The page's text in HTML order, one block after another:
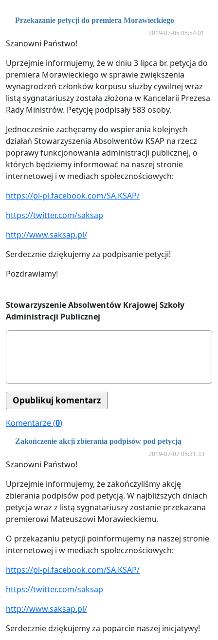
Przekazanie petycji do premiera Morawieckiego
2019-07-05 05:54:01
Szanowni Państwo!
Uprzejmie informujemy, że w dniu 3 lipca br. petycja do
premiera Morawieckiego w sprawie zwiększenia
wynagrodzeń członków korpusu służby cywilnej wraz
listą sygnatariuszy została złożona w Kancelarii Prezesa
Rady Ministrów. Petycję podpisały 583 osoby.
Jednocześnie zachęcamy do wspierania kolejnych
działań Stowarzyszenia Absolwentów KSAP na rzecz
poprawy funkcjonowania administracji publicznej, o
których będziemy informować na naszej stronie
internetowej i w mediach społecznościowych:
https://pl-pl.facebook.com/SA.KSAP/
https://twitter.com/saksap
http://www.saksap.pl/
Serdecznie dziękujemy za podpisanie petycji!
Pozdrawiamy!
Stowarzyszenie Absolwentów Krajowej Szkoły
Administracji Publicznej
Komentarze (0)
Zakończenie akcji zbierania podpisów pod petycją
2019-07-02 05:31:33
Szanowni Państwo!
Uprzejmie informujemy, że zakończyliśmy akcję
zbierania podpisów pod petycją. W najbliższych dniach
petycja wraz z listą sygnatariuszy zostanie przekazana
premierowi Mateuszowi Morawieckiemu.
O przekazaniu petycji poinformujemy na naszej stronie
internetowej i w mediach społecznościowych:
https://pl-pl.facebook.com/SA.KSAP/
https://twitter.com/saksap
http://www.saksap.pl/
Serdecznie dziękujemy za poparcie naszej inicjatywy!